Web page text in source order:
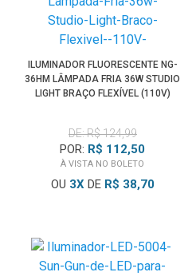
ILUMINADOR FLUORESCENTE NG-
36HM LÂMPADA FRIA 36W STUDIO
LIGHT BRAÇO FLEXÍVEL (110V)
DE: R$ 124,99
POR: R$ 112,50
À VISTA NO BOLETO
OU 3XDE R$ 38,70